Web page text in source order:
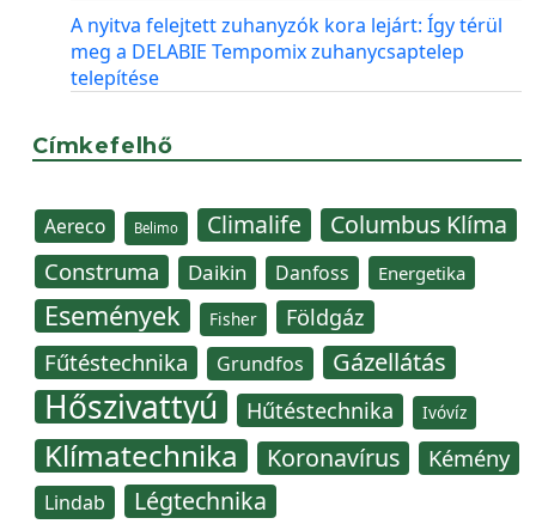
A nyitva felejtett zuhanyzók kora lejárt: Így térül
meg a DELABIE Tempomix zuhanycsaptelep
telepítése
Címkefelhő
Aereco Belimo Climalife Columbus Klíma
Construma Daikin Danfoss Energetika
Események Fisher Földgáz
Fűtéstechnika Grundfos Gázellátás
Hőszivattyú Hűtéstechnika Ivóvíz
Klímatechnika Koronavírus Kémény
Lindab Légtechnika